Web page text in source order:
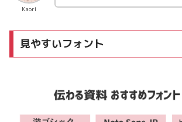
Kaori
見やすいフォント